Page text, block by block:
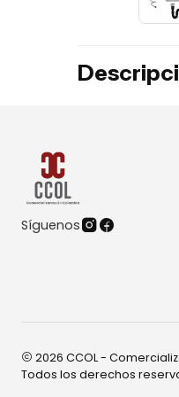
Síguenos
2026 CCOL -
Todos los derechos